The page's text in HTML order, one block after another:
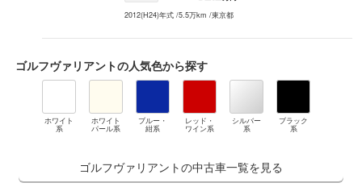
2012(H24)年式 /5.5万km /東京都
ゴルフヴァリアントの人気色から探す
ホワイト
系
ホワイト
パール系
ブルー・
紺系
レッド・
ワイン系
シルバー
系
ブラック
系
ゴルフヴァリアントの中古車一覧を見る